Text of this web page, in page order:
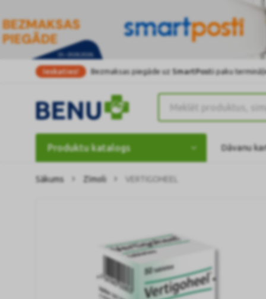
Ieskaties! Bezmaksas piegāde uz SmartPostipaku
Produktu katalogs Dāvanu
Sākums Zīmoli VERTIGOHEEL